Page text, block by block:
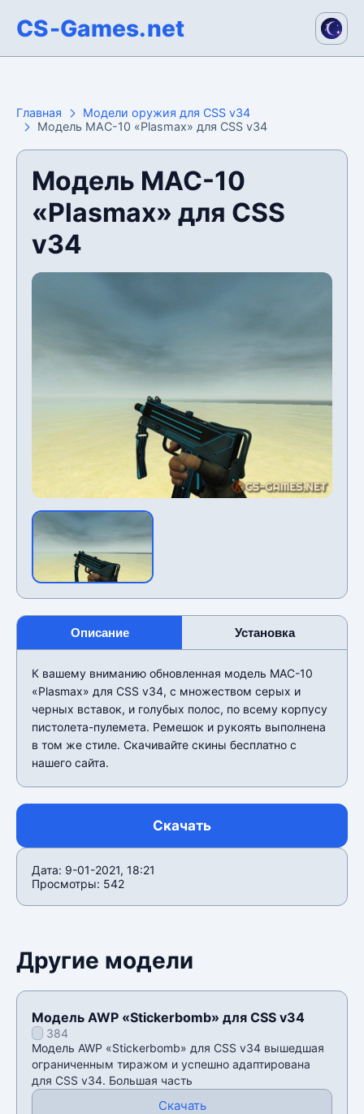
CS-Games.net
Главная
Модели оружия для CSS v34
Модель MAC-10 «Plasmax» для CSS v34
Модель MAC-10
«Plasmax» для CSS
v34
Описание Установка
К вашему вниманию обновленная модель MAC-10
«Plasmax» для CSS v34, с множеством серых и
черных вставок, и голубых полос, по всему корпусу
пистолета-пулемета. Ремешок и рукоять выполнена
в том же стиле. Скачивайте скины бесплатно с
нашего сайта.
Скачать
Дата: 9-01-2021, 18:21
Просмотры: 542
Другие модели
Модель AWP «Stickerbomb» для CSS v34
384
Модель AWP «Stickerbomb» для CSS v34 вышедшая
ограниченным тиражом и успешно адаптирована
для CSS v34. Большая часть
Скачать